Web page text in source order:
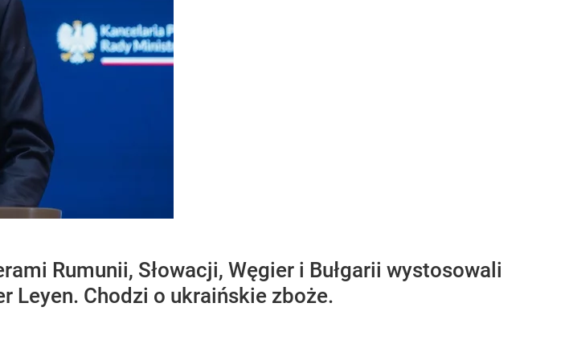
Rumunii, Słowacji, Węgier i Bułgarii wystosowali
Leyen. Chodzi o ukraińskie zboże.